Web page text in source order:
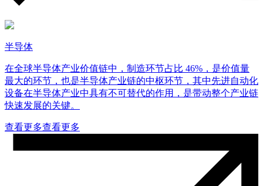
半导体
在全球半导体产业价值链中，制造环节占比 46%，是价值量
最大的环节，也是半导体产业链的中枢环节，其中先进自动化
设备在半导体产业中具有不可替代的作用，是带动整个产业链
快速发展的关键。
查看更多查看更多